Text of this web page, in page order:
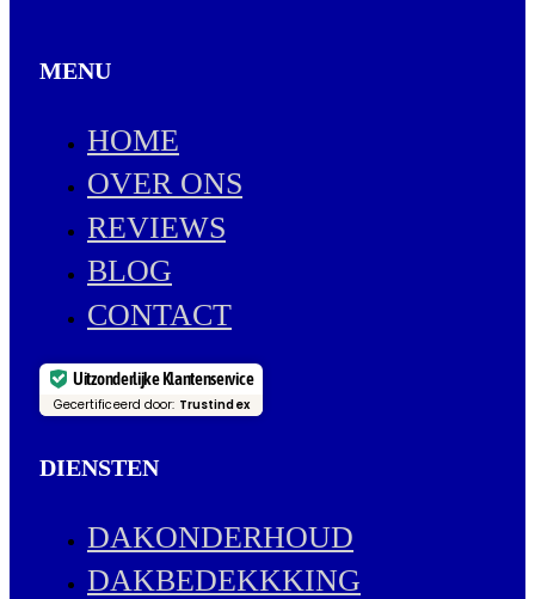
MENU
HOME
OVER ONS
REVIEWS
BLOG
CONTACT
Uitzonderlijke Klantenservice
Gecertificeerd door: Trustindex
DIENSTEN
DAKONDERHOUD
DAKBEDEKKKING